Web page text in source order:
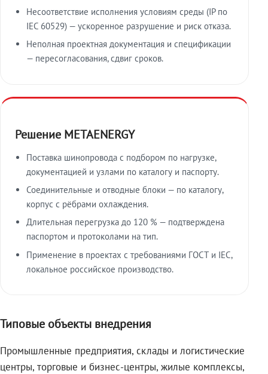
Несоответствие исполнения условиям среды (IP по
IEC 60529) — ускоренное разрушение и риск отказа.
Неполная проектная документация и спецификации
— пересогласования, сдвиг сроков.
Решение METAENERGY
Поставка шинопровода с подбором по нагрузке,
документацией и узлами по каталогу и паспорту.
Соединительные и отводные блоки — по каталогу,
корпус с рёбрами охлаждения.
Длительная перегрузка до 120 % — подтверждена
паспортом и протоколами на тип.
Применение в проектах с требованиями ГОСТ и IEC,
локальное российское производство.
Типовые объекты внедрения
Промышленные предприятия, склады и логистические
центры, торговые и бизнес-центры, жилые комплексы,